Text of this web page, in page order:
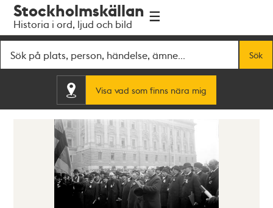
navigationen
huvudinnehållet
Stockholmskällan
Historia i ord, ljud och bild
Sök
Visa vad som finns nära mig